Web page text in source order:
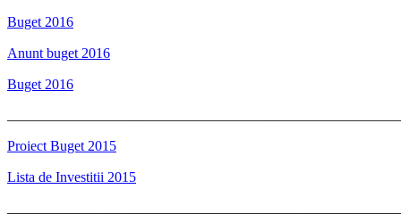
Buget 2016
Anunt buget 2016
Buget 2016
Proiect Buget 2015
Lista de Investitii 2015